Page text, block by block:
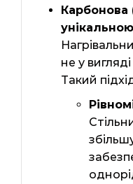
Карбонова
не у
Такий